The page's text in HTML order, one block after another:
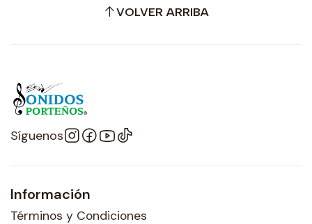
VOLVER ARRIBA
Síguenos
Información
Términos y Condiciones